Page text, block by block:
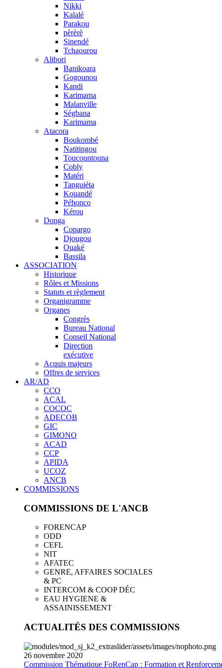
Nikki
Kalalé
Parakou
pèrèrè
Sinendé
Tchaourou
Alibori
Banikoara
Gogounou
Kandi
Karimama
Malanville
Ségbana
Karimama
Atacora
Boukombé
Natitingou
Toucountouna
Cobly
Matéri
Tanguiéta
Kouandé
Péhonco
Kérou
Donga
Copargo
Djougou
Ouaké
Bassila
ASSOCIATION
Historique
Rôles et Missions
Statuts et règlement
Organigramme
Organes
Congrès
Bureau National
Conseil National
Direction
exécutive
Acquis majeurs
Offres de services
AR/AD
CCO
ACAL
COCOC
ADECOB
GIC
GIMONO
ACAD
CCP
APIDA
UCOZ
ANCB
COMMISSIONS
COMMISSIONS DE L'ANCB
FORENCAP
ODD
CEFL
NIT
AFATEC
GENRE, AFFAIRES SOCIALES
& PC
INTERCOM & COOP DÉC
EAU HYGIENE &
ASSAINISSEMENT
ACTUALITÉS DES COMMISSIONS
26 novembre 2020
Commission Thématique FoRenCap : Formation et